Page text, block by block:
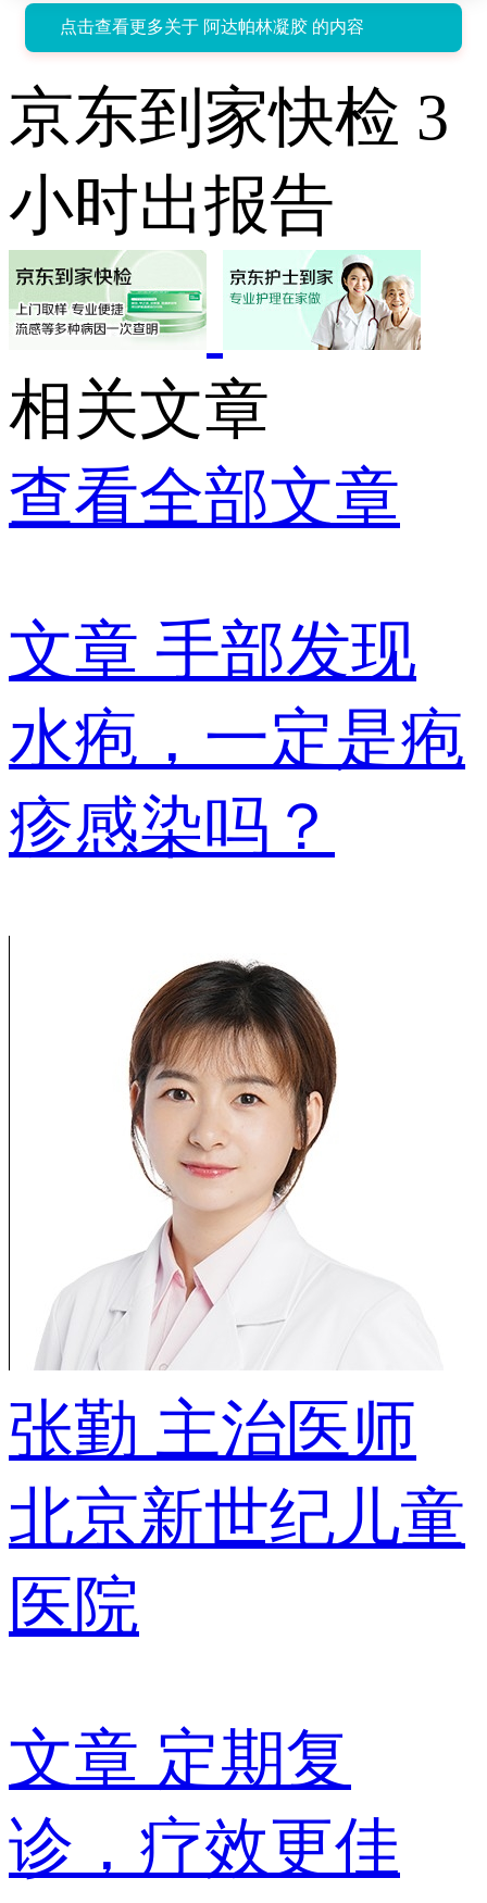
点击查看更多关于 阿达帕林凝胶 的内容
京东到家快检 3
小时出报告
相关文章
查看全部文章
文章 手部发现
水疱，一定是疱
疹感染吗？
张勤 主治医师
北京新世纪儿童
医院
文章 定期复
诊，疗效更佳